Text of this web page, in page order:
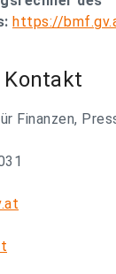
https://
Kontakt
Finanzen,